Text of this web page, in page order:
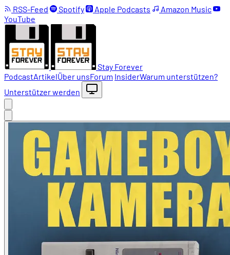
RSS-Feed Spotify Apple Podcasts
Amazon Music
YouTube
Stay Forever
PodcastArtikelÜber unsForum InsiderWarum unterstützen?
Unterstützer werden